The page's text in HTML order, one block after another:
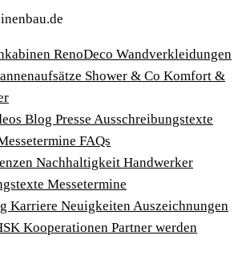
RenoDeco Wandverkleidungen
Shower & Co Komfort &
Blog Presse Ausschreibungstexte
FAQs
Nachhaltigkeit Handwerker
Messetermine
Karriere NeuigkeitenAuszeichnungen
Kooperationen Partner werden